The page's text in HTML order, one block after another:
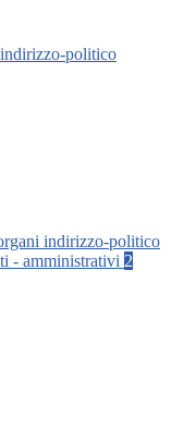
politico
indirizzo-politico
- amministrativi 2